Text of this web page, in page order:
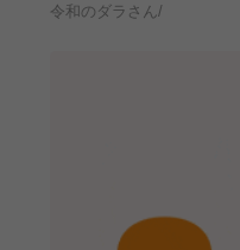
令和のダラさん/